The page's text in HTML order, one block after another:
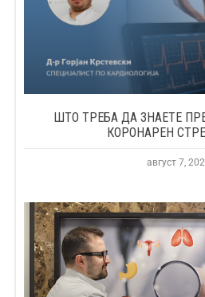
ШТО ТРЕБА ДА ЗНАЕТЕ
КОРОНАРЕН
август 7,